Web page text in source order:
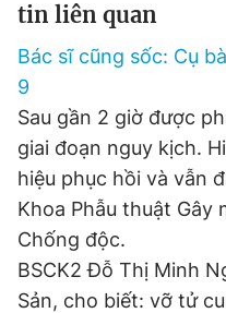
tin liên quan
Bác sĩ cũng sốc: Cụ
9
Sau gần 2 giờ được
giai đoạn nguy kịch.
hiệu phục hồi và vẫn
Khoa Phẫu thuật Gây
Chống độc.
BSCK2 Đỗ Thị Minh
Sản, cho biết: vỡ tử